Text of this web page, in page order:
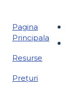
Pagina
Principala
Resurse
Prețuri